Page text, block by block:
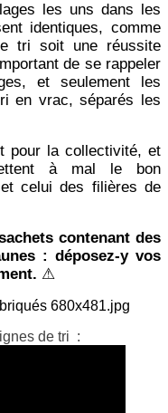
les uns dans les
identiques, comme
tri soit une réussite
de se rappeler
et seulement les
en vrac, séparés les
pour la collectivité, et
à mal le bon
celui des filières de
contenant des
: déposez-y vos
⚠
de tri :